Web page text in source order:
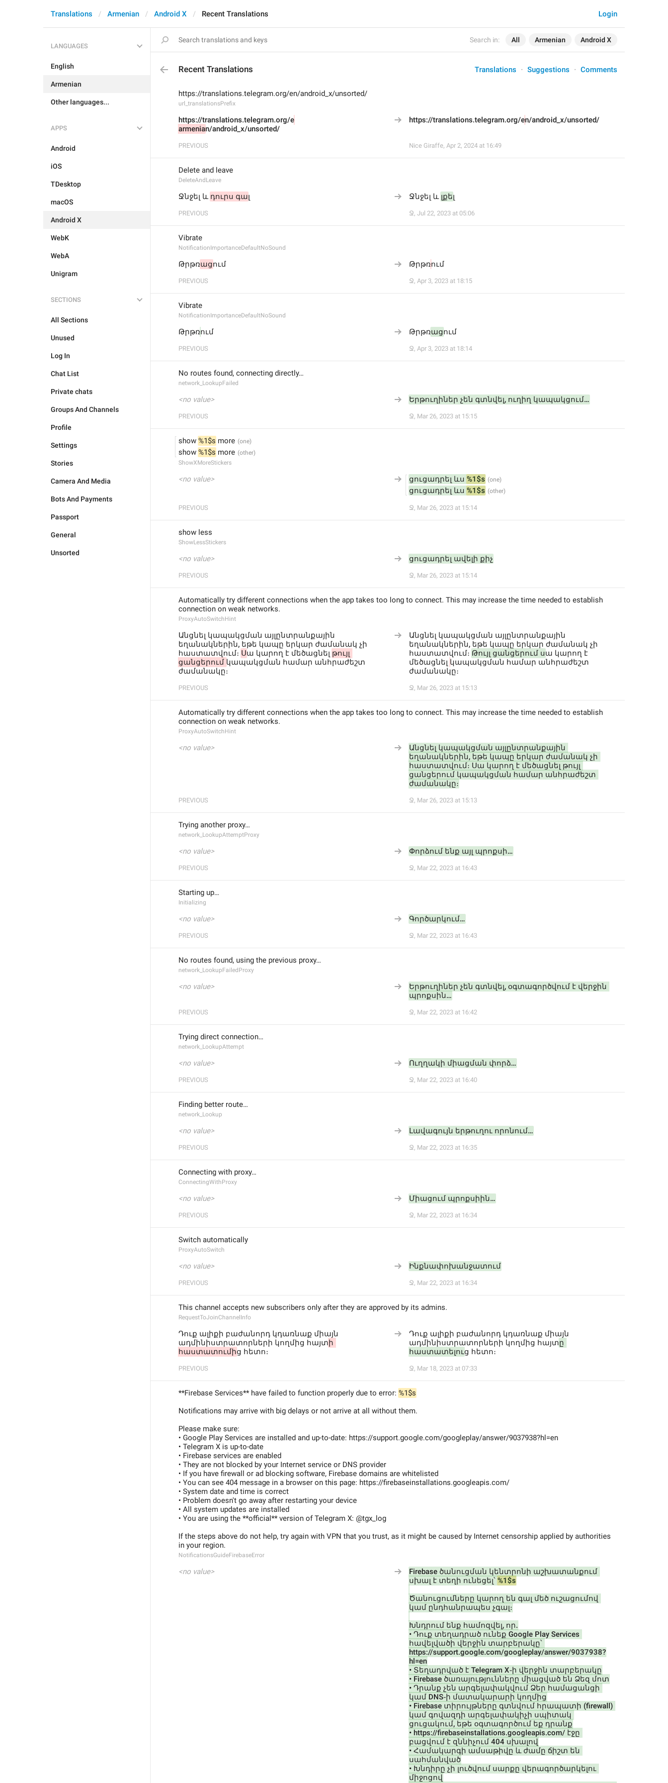
Search in: All Armenian Android X
Login
Translations Armenian Android X Recent Translations
LANGUAGES
English
Armenian
Other languages...
APPS
Android
iOS
TDesktop
macOS
Android X
WebK
WebA
Unigram
SECTIONS
All Sections
Unused
Log In
Chat List
Private chats
Groups And Channels
Profile
Settings
Stories
Camera And Media
Bots And Payments
Passport
General
Unsorted
Recent Translations Translations Suggestions Comments
https://translations.telegram.org/en/android_x/unsorted/
url_translationsPrefix
https://translations.telegram.org/e
armenian/android_x/unsorted/
https://translations.telegram.org/en/android_x/unsorted/
PREVIOUS Nice Giraffe, Apr 2, 2024 at 16:49
Delete and leave
DeleteAndLeave
Ջնջել և դուրս գալ Ջնջել և լքել
PREVIOUS Ջ, Jul 22, 2023 at 05:06
Vibrate
NotificationImportanceDefaultNoSound
Թրթռացում Թրթռում
PREVIOUS Ջ, Apr 3, 2023 at 18:15
Vibrate
NotificationImportanceDefaultNoSound
Թրթռում Թրթռացում
PREVIOUS Ջ, Apr 3, 2023 at 18:14
No routes found, connecting directly…
network_LookupFailed
<no value> Երթուղիներ չեն գտնվել, ուղիղ կապակցում…
PREVIOUS Ջ, Mar 26, 2023 at 15:15
show %1$s more
show %1$s more
ShowXMoreStickers
<no value> ցուցադրել ևս %1$s
ցուցադրել ևս %1$s
PREVIOUS Ջ, Mar 26, 2023 at 15:14
show less
ShowLessStickers
<no value> ցուցադրել ավելի քիչ
PREVIOUS Ջ, Mar 26, 2023 at 15:14
Automatically try different connections when the app takes too long to connect. This may increase the time needed to establish
connection on weak networks.
ProxyAutoSwitchHint
Անցնել կապակցման այլընտրանքային
եղանակներին, եթե կապը երկար ժամանակ չի
հաստատվում։ Սա կարող է մեծացնել թույլ
ցանցերում կապակցման համար անհրաժեշտ
ժամանակը։
Անցնել կապակցման այլընտրանքային
եղանակներին, եթե կապը երկար ժամանակ չի
հաստատվում։ Թույլ ցանցերում սա կարող է
մեծացնել կապակցման համար անհրաժեշտ
ժամանակը։
PREVIOUS Ջ, Mar 26, 2023 at 15:13
Automatically try different connections when the app takes too long to connect. This may increase the time needed to establish
connection on weak networks.
ProxyAutoSwitchHint
<no value>
Անցնել կապակցման այլընտրանքային
եղանակներին, եթե կապը երկար ժամանակ չի
հաստատվում։ Սա կարող է մեծացնել թույլ
ցանցերում կապակցման համար անհրաժեշտ
ժամանակը։
PREVIOUS Ջ, Mar 26, 2023 at 15:13
Trying another proxy…
network_LookupAttemptProxy
<no value> Փորձում ենք այլ պրոքսի…
PREVIOUS Ջ, Mar 22, 2023 at 16:43
Starting up…
Initializing
<no value> Գործարկում…
PREVIOUS Ջ, Mar 22, 2023 at 16:43
No routes found, using the previous proxy…
network_LookupFailedProxy
<no value>
Երթուղիներ չեն գտնվել, օգտագործվում է վերջին
պրոքսին…
PREVIOUS Ջ, Mar 22, 2023 at 16:42
Trying direct connection…
network_LookupAttempt
<no value> Ուղղակի միացման փորձ…
PREVIOUS Ջ, Mar 22, 2023 at 16:40
Finding better route…
network_Lookup
<no value> Լավագույն երթուղու որոնում…
PREVIOUS Ջ, Mar 22, 2023 at 16:35
Connecting with proxy…
ConnectingWithProxy
<no value> Միացում պրոքսիին…
PREVIOUS Ջ, Mar 22, 2023 at 16:34
Switch automatically
ProxyAutoSwitch
<no value> Ինքնափոխանջատում
PREVIOUS Ջ, Mar 22, 2023 at 16:34
This channel accepts new subscribers only after they are approved by its admins.
RequestToJoinChannelInfo
Դուք ալիքի բաժանորդ կդառնաք միայն
ադմինիստրատորների կողմից հայտի
հաստատումից հետո։
Դուք ալիքի բաժանորդ կդառնաք միայն
ադմինիստրատորների կողմից հայտը
հաստատելուց հետո։
PREVIOUS Ջ, Mar 18, 2023 at 07:33
**Firebase Services** have failed to function properly due to error: %1$s
Notifications may arrive with big delays or not arrive at all without them.
Please make sure:
• Google Play Services are installed and up-to-date: https://support.google.com/googleplay/answer/9037938?hl=en
• Telegram X is up-to-date
• Firebase services are enabled
• They are not blocked by your Internet service or DNS provider
• If you have firewall or ad blocking software, Firebase domains are whitelisted
• You can see 404 message in a browser on this page: https://firebaseinstallations.googleapis.com/
• System date and time is correct
• Problem doesn't go away after restarting your device
• All system updates are installed
• You are using the **official** version of Telegram X: @tgx_log
If the steps above do not help, try again with VPN that you trust, as it might be caused by Internet censorship applied by authorities
in your region.
NotificationsGuideFirebaseError
<no value>
Firebase ծանուցման կենտրոնի աշխատանքում
սխալ է տեղի ունեցել՝ %1$s
Ծանուցումները կարող են գալ մեծ ուշացումով
կամ ընդհանրապես չգալ։
Խնդրում ենք համոզվել, որ.
• Դուք տեղադրած ունեք Google Play Services
հավելվածի վերջին տարբերակը՝
https://support.google.com/googleplay/answer/9037938?
hl=en
• Տեղադրված է Telegram X֊ի վերջին տարբերակը
• Firebase ծառայությունները միացված են Ձեզ մոտ
• Դրանք չեն արգելափակվում Ձեր համացանցի
կամ DNS֊ի մատակարարի կողմից
• Firebase տիրույթները գտնվում հրապատի (firewall)
կամ գովազդի արգելափակիչի սպիտակ
ցուցակում, եթե օգտագործում եք դրանք
• https://firebaseinstallations.googleapis.com/ էջը
բացվում է զննիչում 404 սխալով
• Համակարգի ամսաթիվը և ժամը ճիշտ են
սահմանված
• Խնդիրը չի լուծվում սարքը վերագործարկելու
միջոցով